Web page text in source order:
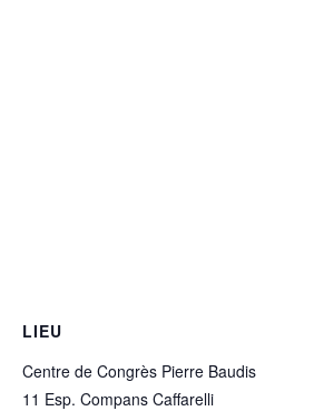
LIEU
Centre de Congrès Pierre Baudis
11 Esp. Compans Caffarelli